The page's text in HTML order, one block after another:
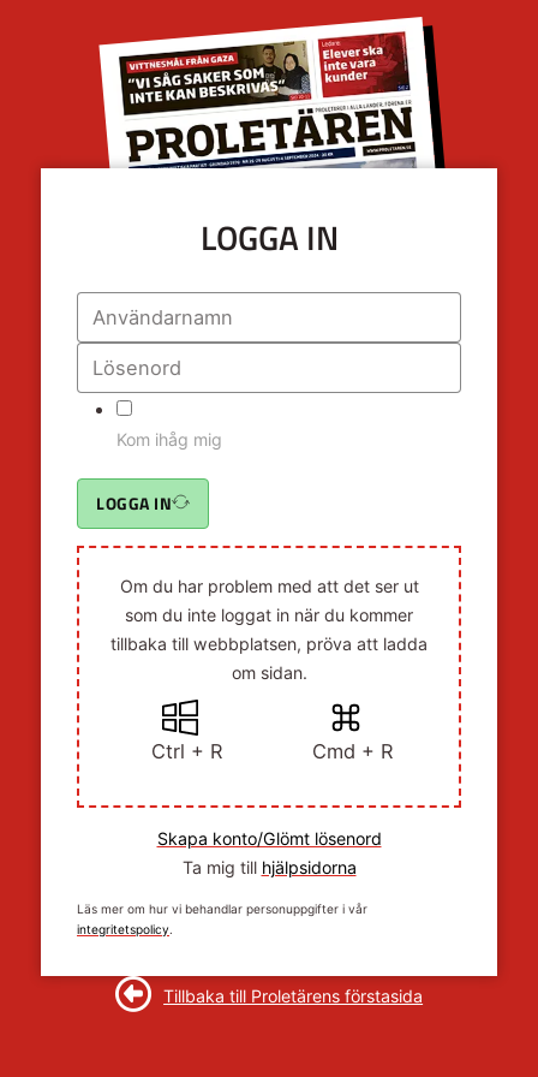
LOGGA IN
Kom ihåg mig
LOGGA IN
Om du har problem med att det ser ut
som du inte loggat in när du kommer
tillbaka till webbplatsen, pröva att ladda
om sidan.
Ctrl + R Cmd + R
Skapa konto/Glömt lösenord
Ta mig till hjälpsidorna
Läs mer om hur vi behandlar personuppgifter i vår
integritetspolicy.
Tillbaka till Proletärens förstasida